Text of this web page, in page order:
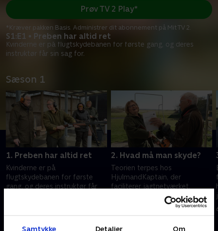
Samtykke Detaljer Om
S1:E1 • Preben har altid ret
Kvinderne er på flugtskydebanen for første gang, og deres
instruktør får sin sag for.
Prøv TV 2 Play*
*Kræver pakken Basis. Administrer dit abonnement på Mit TV 2.
Sæson 1
1. Preben har altid ret
Kvinderne er på
flugtskydebanen for første
gang, og deres instruktør får
2. Hvad må man skyde?
Teorien terpes hos
HjulmandKaptain, der
faciliterer jagtnetværket.
Instruktøren bidrager med sin
egne huskeregler, men har lidt
svært ved at få ørenlyd.
29. november 2025 • 25 min